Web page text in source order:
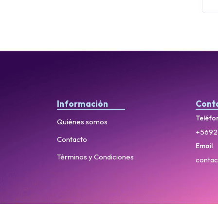
Información
Quiénes somos
Contacto
Términos y Condiciones
Email